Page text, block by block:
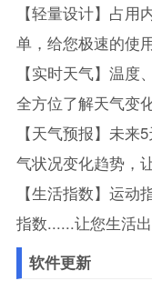
【轻量设计】占
单，给您极速的使用
【实时天气】温
全方位了解天气变
【天气预报】未
气状况变化趋势，
【生活指数】运
指数......让您生活出
软件更新